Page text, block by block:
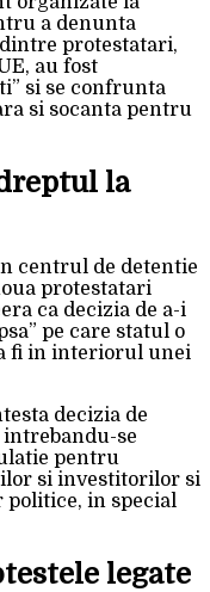
a denunta
protestatari,
au fost
si se confrunta
si socanta pentru
la
centrul de detentie
protestatari
ca decizia de a-i
pe care statul o
fi in interiorul unei
decizia de
se
pentru
si investitorilor si
politice, in special
legate